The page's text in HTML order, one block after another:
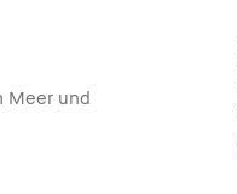
Meer und